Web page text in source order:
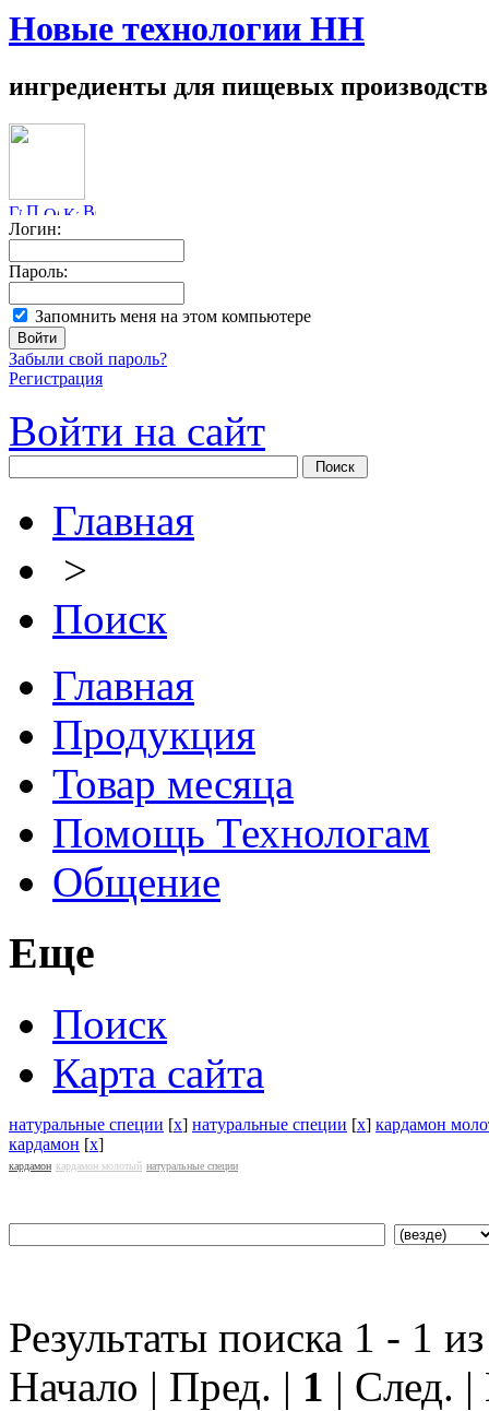
Новые технологии НН
ингредиенты для пищевых производств
Логин:
Пароль:
Запомнить меня на этом компьютере
Забыли свой пароль?
Регистрация
Войти на сайт
Главная
>
Поиск
Главная
Продукция
Товар месяца
Помощь Технологам
Общение
Еще
Поиск
Карта сайта
натуральные специи [x] натуральные специи [x] кардамон
кардамон [x]
кардамон кардамон молотый натуральные специи
Результаты поиска 1 - 1
Начало | Пред. | 1 | След.